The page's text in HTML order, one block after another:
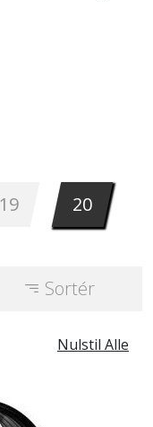
19 20
Sortér
Nulstil Alle